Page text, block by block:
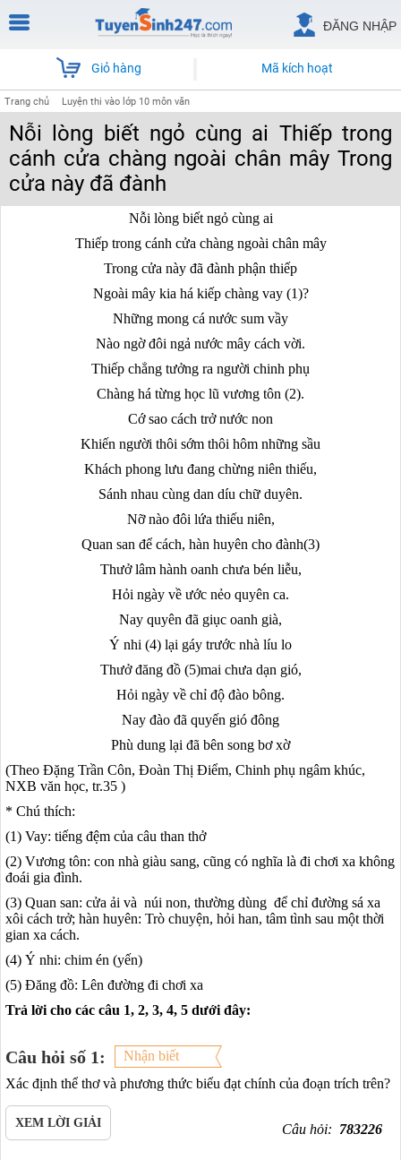
ĐĂNG NHẬP
Giỏ hàng Mã kích hoạt
Trang chủ Luyện thi vào lớp 10 môn văn
Nỗi lòng biết ngỏ cùng ai Thiếp trong
cánh cửa chàng ngoài chân mây Trong
cửa này đã đành
Nỗi lòng biết ngỏ cùng ai
Thiếp trong cánh cửa chàng ngoài chân mây
Trong cửa này đã đành phận thiếp
Ngoài mây kia há kiếp chàng vay (1)?
Những mong cá nước sum vầy
Nào ngờ đôi ngả nước mây cách vời.
Thiếp chẳng tưởng ra người chinh phụ
Chàng há từng học lũ vương tôn (2).
Cớ sao cách trở nước non
Khiến người thôi sớm thôi hôm những sầu
Khách phong lưu đang chừng niên thiếu,
Sánh nhau cùng dan díu chữ duyên.
Nỡ nào đôi lứa thiếu niên,
Quan san để cách, hàn huyên cho đành(3)
Thưở lâm hành oanh chưa bén liễu,
Hỏi ngày về ước nẻo quyên ca.
Nay quyên đã giục oanh già,
Ý nhi (4) lại gáy trước nhà líu lo
Thưở đăng đồ (5)mai chưa dạn gió,
Hỏi ngày về chỉ độ đào bông.
Nay đào đã quyến gió đông
Phù dung lại đã bên song bơ xờ
(Theo Đặng Trần Côn, Đoàn Thị Điểm, Chinh phụ ngâm khúc,
NXB văn học, tr.35 )
* Chú thích:
(1) Vay: tiếng đệm của câu than thở
(2) Vương tôn: con nhà giàu sang, cũng có nghĩa là đi chơi xa không
đoái gia đình.
(3) Quan san: cửa ải và núi non, thường dùng để chỉ đường sá xa
xôi cách trở; hàn huyên: Trò chuyện, hỏi han, tâm tình sau một thời
gian xa cách.
(4) Ý nhi: chim én (yến)
(5) Đăng đồ: Lên đường đi chơi xa
Trả lời cho các câu 1, 2, 3, 4, 5 dưới đây:
Câu hỏi số 1:
Nhận biết
Xác định thể thơ và phương thức biểu đạt chính của đoạn trích trên?
XEM LỜI GIẢI Câu hỏi: 783226